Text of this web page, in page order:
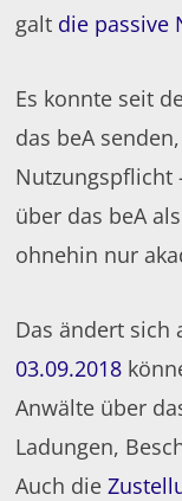
galt die passive
Es konnte seit
das beA
Nutzungspflicht
über das beA
ohnehin nur
Das ändert sich
03.09.2018
Anwälte über
Ladungen,
Auch die